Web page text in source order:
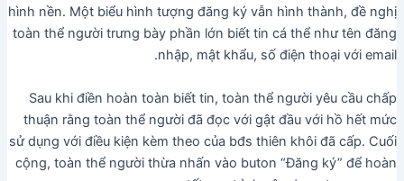
hình nền. Một biểu hình tượng đăng ký vẫn hình thành, đề nghị
toàn thể người trưng bày phần lớn biết tin cá thể như tên đăng
nhập, mật khẩu, số điện thoại với email.
Sau khi điền hoàn toàn biết tin, toàn thể người yêu cầu chấp
thuận rằng toàn thể người đã đọc với gật đầu với hồ hết mức
sử dụng với điều kiện kèm theo của bđs thiên khôi đã cấp. Cuối
cộng, toàn thể người thừa nhấn vào buton “Đăng ký” để hoàn